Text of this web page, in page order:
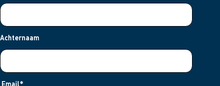
Achternaam
Email*